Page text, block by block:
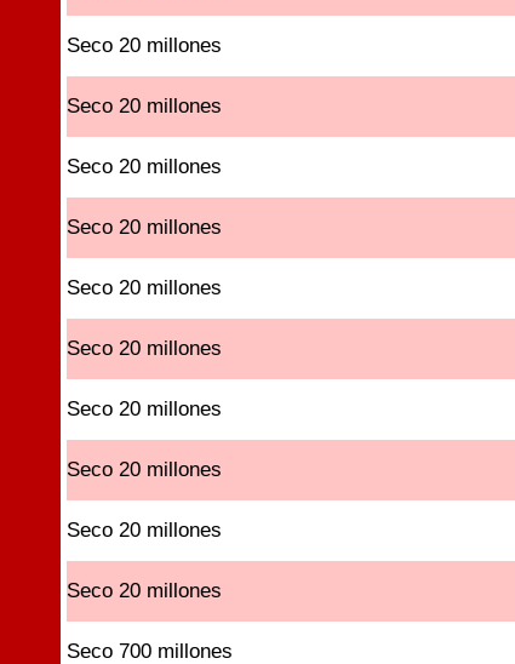
Seco 20 millones
Seco 20 millones
Seco 20 millones
Seco 20 millones
Seco 20 millones
Seco 20 millones
Seco 20 millones
Seco 20 millones
Seco 20 millones
Seco 20 millones
Seco 700 millones